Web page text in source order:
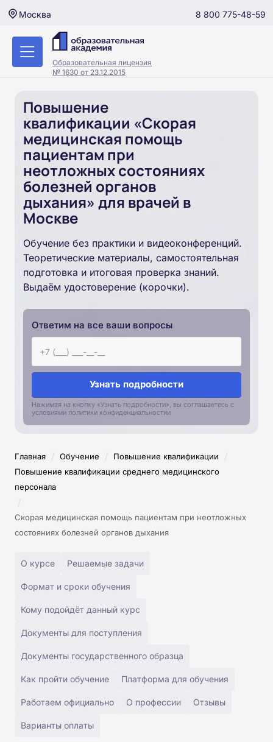
Москва 8 800 775-48-59
Образовательная лицензия
№ 1630 от 23.12.2015
Повышение
квалификации «Скорая
медицинская помощь
пациентам при
неотложных состояниях
болезней органов
дыхания» для врачей в
Москве
Обучение без практики и видеоконференций.
Теоретические материалы, самостоятельная
подготовка и итоговая проверка знаний.
Выдаём удостоверение (корочки).
Ответим на все ваши вопросы
Узнать подробности
Нажимая на кнопку «Узнать подробности», вы соглашаетесь с
условиями политики конфиденциальностии
Главная / Обучение / Повышение квалификации /
Повышение квалификации среднего медицинского
персонала
/
Скорая медицинская помощь пациентам при неотложных
состояниях болезней органов дыхания
О курсе Решаемые задачи
Формат и сроки обучения
Кому подойдёт данный курс
Документы для поступления
Документы государственного образца
Как пройти обучение Платформа для обучения
Работаем официально О профессии Отзывы
Варианты оплаты